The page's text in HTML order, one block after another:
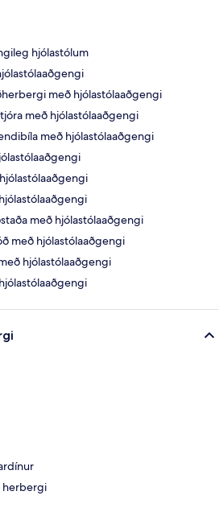
hjólastólum
með hjólastólaaðgengi
með hjólastólaaðgengi
með hjólastólaaðgengi
með hjólastólaaðgengi
með hjólastólaaðgengi
hjólastólaaðgengi
herbergi